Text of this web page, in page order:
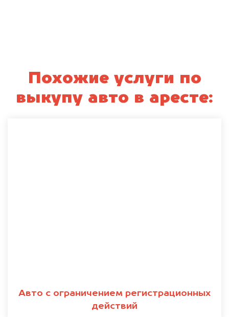
Похожие услуги по
выкупу авто в аресте:
Авто с ограничением регистрационных
действий